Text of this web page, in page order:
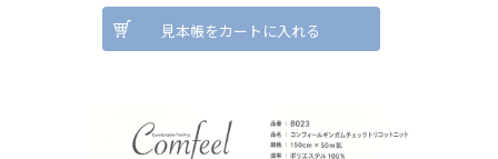
見本帳をカートに入れる